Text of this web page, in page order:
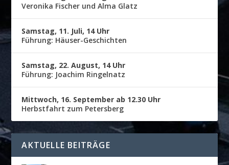
Veronika Fischer und Alma Glatz
Samstag, 11. Juli, 14 Uhr
Führung: Häuser-Geschichten
Samstag, 22. August, 14 Uhr
Führung: Joachim Ringelnatz
Mittwoch, 16. September ab 12.30 Uhr
Herbstfahrt zum Petersberg
AKTUELLE BEITRÄGE